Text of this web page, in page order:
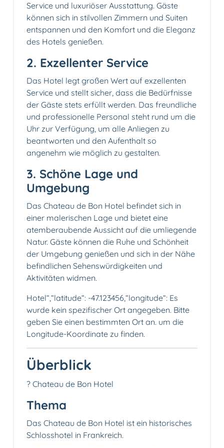
Service und luxuriöser Ausstattung. Gäste
können sich in stilvollen Zimmern und Suiten
entspannen und den Komfort und die Eleganz
des Hotels genießen.
2. Exzellenter Service
Das Hotel legt großen Wert auf exzellenten
Service und stellt sicher, dass die Bedürfnisse
der Gäste stets erfüllt werden. Das freundliche
und professionelle Personal steht rund um die
Uhr zur Verfügung, um alle Anliegen zu
beantworten und den Aufenthalt so
angenehm wie möglich zu gestalten.
3. Schöne Lage und
Umgebung
Das Chateau de Bon Hotel befindet sich in
einer malerischen Lage und bietet eine
atemberaubende Aussicht auf die umliegende
Natur. Gäste können die Ruhe und Schönheit
der Umgebung genießen und sich in der Nähe
befindlichen Sehenswürdigkeiten und
Aktivitäten widmen.
Hotel“,“latitude“: -47.123456,“longitude“: Es
wurde kein spezifischer Ort angegeben. Bitte
geben Sie einen bestimmten Ort an. um die
Longitude-Koordinate zu finden.
Überblick
? Chateau de Bon Hotel
Thema
Das Chateau de Bon Hotel ist ein historisches
Schlosshotel in Frankreich.